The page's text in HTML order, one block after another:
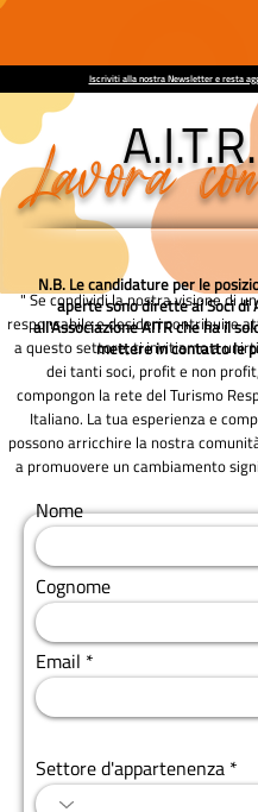
Iscriviti alla nostra Newsletter e resta
A.I.T.R.
Lavora
" Se condividi la nostra visione di
responsabile e desideri contribuire
a questo settore, ti invitiamo a
dei tanti soci, profit e non
compongon la rete del Turismo
Italiano. La tua esperienza e
possono arricchire la nostra
a promuovere un cambiamento
N.B. Le candidature per le
aperte sono dirette ai Soci di
all'Associazione AITR che ha il
mettere in contatto le
Nome
Cognome
Email
Settore d'appartenenza